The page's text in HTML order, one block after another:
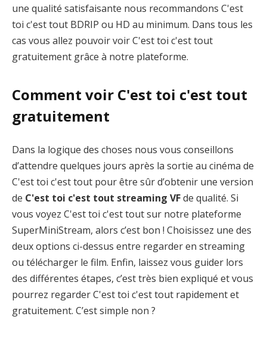
une qualité satisfaisante nous recommandons C'est
toi c'est tout BDRIP ou HD au minimum. Dans tous les
cas vous allez pouvoir voir C'est toi c'est tout
gratuitement grâce à notre plateforme.
Comment voir C'est toi c'est tout
gratuitement
Dans la logique des choses nous vous conseillons
d’attendre quelques jours après la sortie au cinéma de
C'est toi c'est tout pour être sûr d’obtenir une version
de C'est toi c'est tout streaming VFde qualité. Si
vous voyez C'est toi c'est tout sur notre plateforme
SuperMiniStream, alors c’est bon ! Choisissez une des
deux options ci-dessus entre regarder en streaming
ou télécharger le film. Enfin, laissez vous guider lors
des différentes étapes, c’est très bien expliqué et vous
pourrez regarder C'est toi c'est tout rapidement et
gratuitement. C’est simple non ?